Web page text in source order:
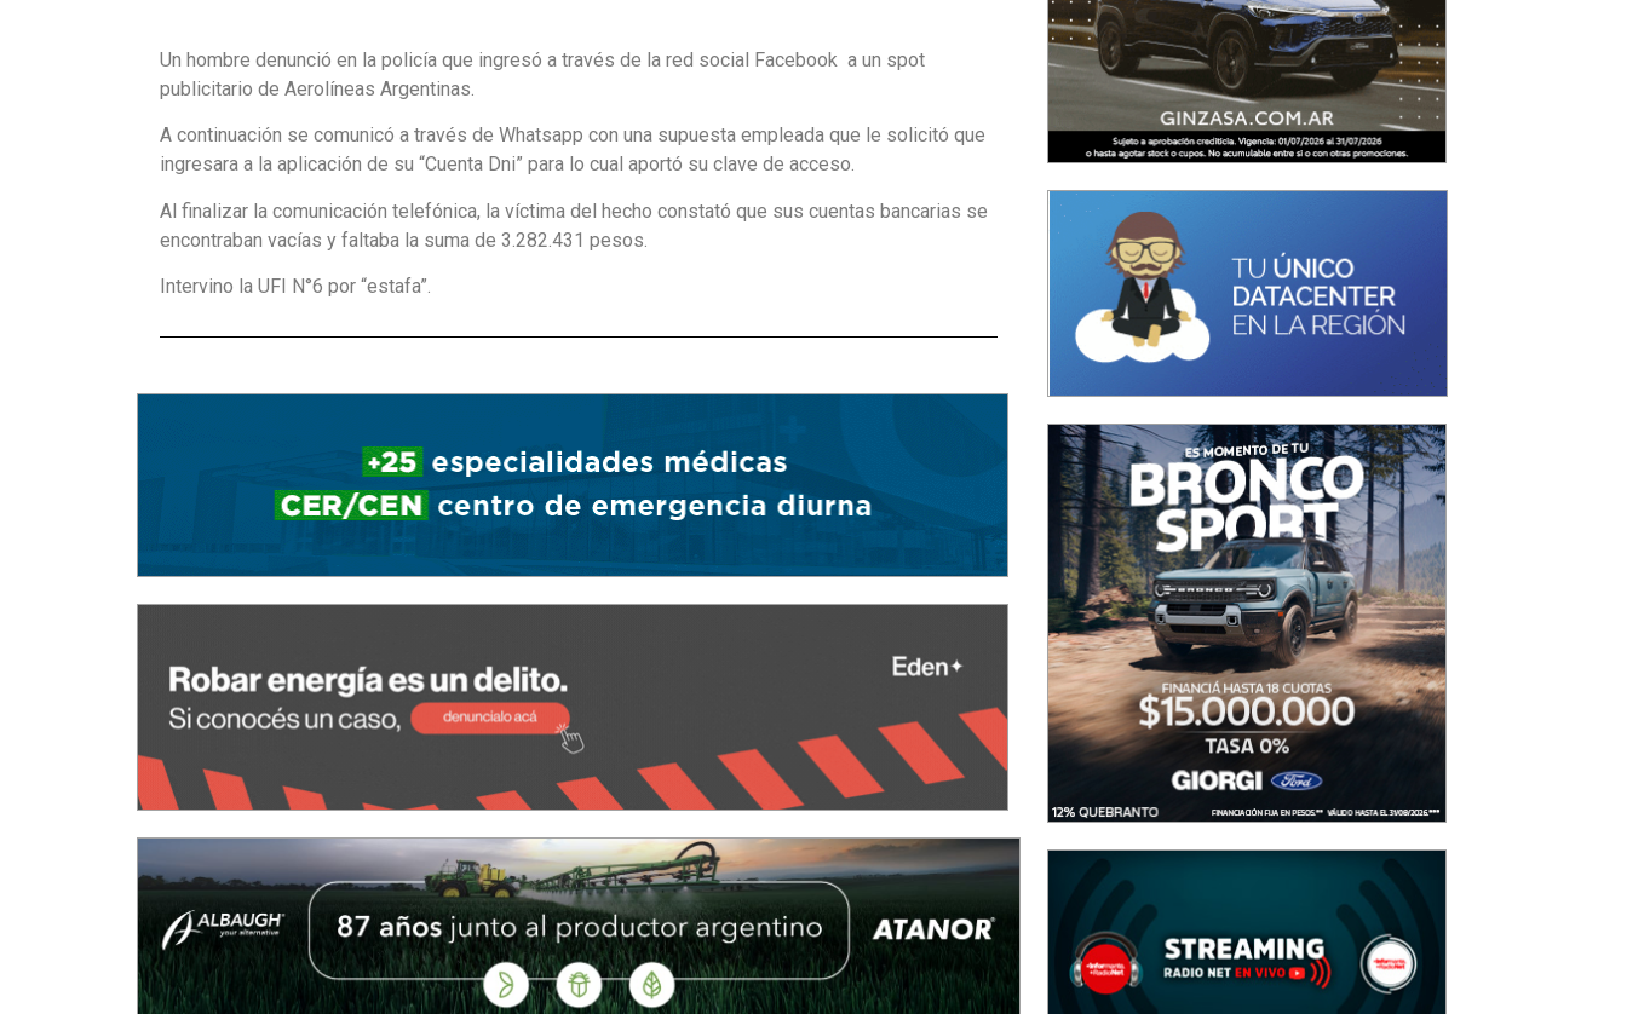
Un hombre denunció en la policía que ingresó a través de la red social Facebook a un spot
publicitario de Aerolíneas Argentinas.
A continuación se comunicó a través de Whatsapp con una supuesta empleada que le solicitó que
ingresara a la aplicación de su “Cuenta Dni” para lo cual aportó su clave de acceso.
Al finalizar la comunicación telefónica, la víctima del hecho constató que sus cuentas bancarias se
encontraban vacías y faltaba la suma de 3.282.431 pesos.
Intervino la UFI N°6 por “estafa”.